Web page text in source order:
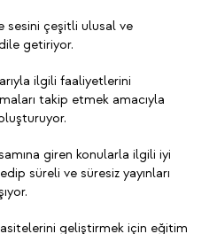
sesini çeşitli ulusal ve
getiriyor.
ilgili faaliyetlerini
takip etmek amacıyla
giren konularla ilgili iyi
süreli ve süresiz yayınları
geliştirmek için eğitim